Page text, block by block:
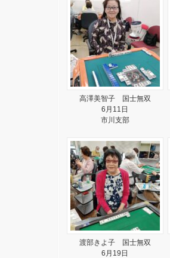
高澤美智子 国士無双
6月11日
市川支部
渡部きよ子 国士無双
6月19日